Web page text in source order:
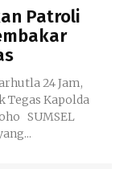
Patroli
24 Jam,